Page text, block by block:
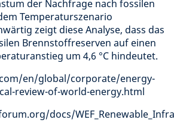
der Nachfrage nach fossilen
Temperaturszenario
zeigt diese Analyse, dass das
Brennstoffreserven auf einen
um 4,6 °C hindeutet.
en/global/corporate/energy-
review-of-world-energy.html
docs/